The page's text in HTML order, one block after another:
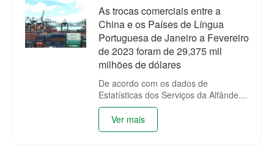
As trocas comerciais entre a
China e os Países de Língua
Portuguesa de Janeiro a Fevereiro
de 2023 foram de 29,375 mil
milhões de dólares
De acordo com os dados de
Estatísticas dos Serviços da Alfândega
da China (encontra-se na tabela
anexada), as trocas comerciais entre
a China e os Países de Língua
Ver mais